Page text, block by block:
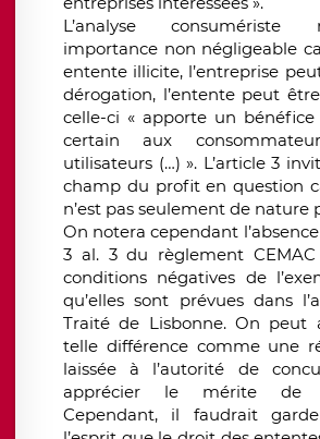
L’analyse
importance non négligeable
entente illicite, l’entreprise
dérogation, l’entente peut
celle-ci « apporte un
certain aux
utilisateurs (…) ». L’article 3
champ du profit en question
n’est pas seulement de nature
On notera cependant
3 al. 3 du règlement CEMAC
conditions négatives de
qu’elles sont prévues dans
Traité de Lisbonne. On peut
telle différence comme une
laissée à l’autorité de
apprécier le mérite de
Cependant, il faudrait